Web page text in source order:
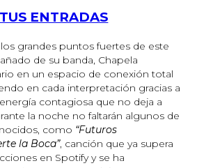
ENTRADAS
grandes puntos fuertes de este
de su banda, Chapela
en un espacio de conexión total
en cada interpretación gracias a
contagiosa que no deja a
la noche no faltarán algunos de
como “Futuros
la Boca”, canción que ya supera
en Spotify y se ha